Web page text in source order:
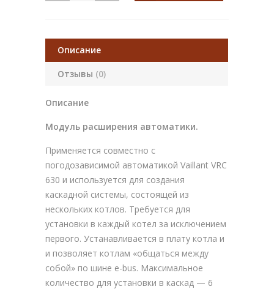
Описание
Отзывы (0)
Описание
Модуль расширения автоматики.
Применяется совместно с
погодозависимой автоматикой Vaillant VRC
630 и используется для создания
каскадной системы, состоящей из
нескольких котлов. Требуется для
установки в каждый котел за исключением
первого. Устанавливается в плату котла и
и позволяет котлам «общаться между
собой» по шине e-bus. Максимальное
количество для установки в каскад — 6